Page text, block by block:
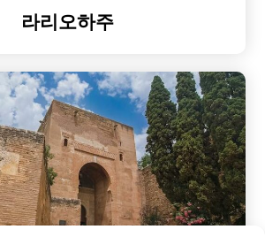
라리오하주